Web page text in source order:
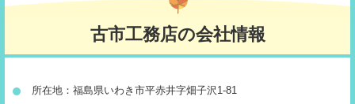
古市工務店の会社情報
所在地：福島県いわき市平赤井字畑子沢1-81